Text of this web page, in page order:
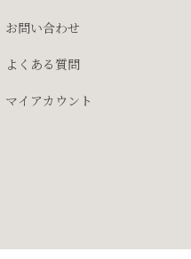
お問い合わせ
よくある質問
マイアカウント